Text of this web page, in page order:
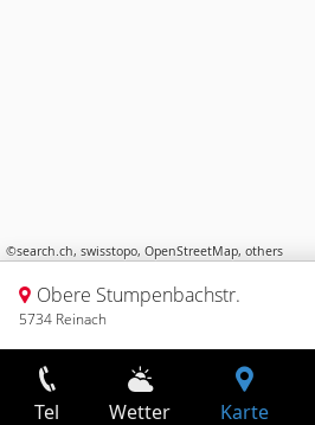
©search.ch, swisstopo, OpenStreetMap, others
Obere Stumpenbachstr.
5734 Reinach
Tel Wetter Karte